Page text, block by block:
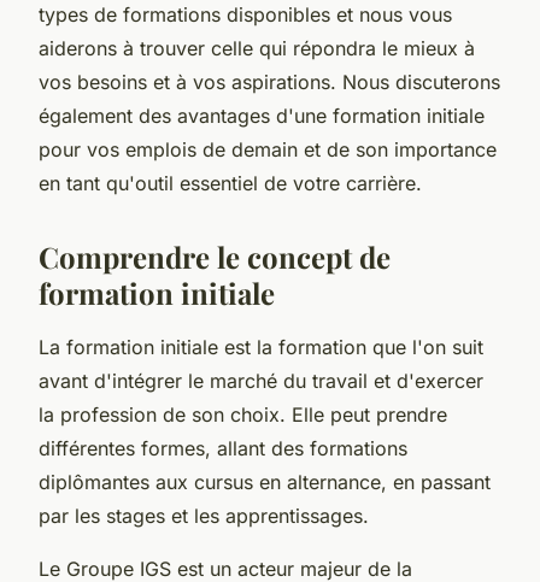
types de formations disponibles et nous vous
aiderons à trouver celle qui répondra le mieux à
vos besoins et à vos aspirations. Nous discuterons
également des avantages d'une formation initiale
pour vos emplois de demain et de son importance
en tant qu'outil essentiel de votre carrière.
Comprendre le concept de
formation initiale
La formation initiale est la formation que l'on suit
avant d'intégrer le marché du travail et d'exercer
la profession de son choix. Elle peut prendre
différentes formes, allant des formations
diplômantes aux cursus en alternance, en passant
par les stages et les apprentissages.
Le Groupe IGS est un acteur majeur de la